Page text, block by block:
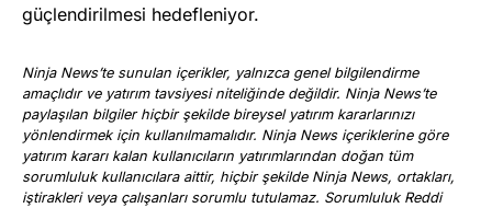
güçlendirilmesi hedefleniyor.
Ninja News’te sunulan içerikler, yalnızca genel bilgilendirme
amaçlıdır ve yatırım tavsiyesi niteliğinde değildir. Ninja News’te
paylaşılan bilgiler hiçbir şekilde bireysel yatırım kararlarınızı
yönlendirmek için kullanılmamalıdır. Ninja News içeriklerine göre
yatırım kararı kalan kullanıcıların yatırımlarından doğan tüm
sorumluluk kullanıcılara aittir, hiçbir şekilde Ninja News, ortakları,
iştirakleri veya çalışanları sorumlu tutulamaz. Sorumluluk Reddi